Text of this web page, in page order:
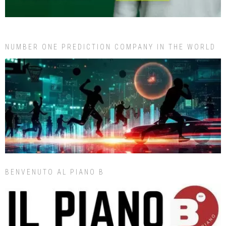
NUMBER ONE PREDICTION COMPANY IN THE WORLD
BENVENUTO AL PIANO B